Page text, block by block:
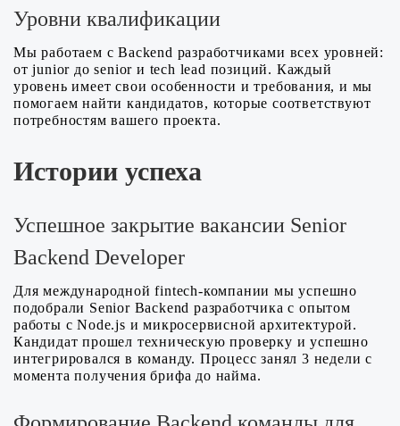
Уровни квалификации
Мы работаем с Backend разработчиками всех уровней:
от junior до senior и tech lead позиций. Каждый
уровень имеет свои особенности и требования, и мы
помогаем найти кандидатов, которые соответствуют
потребностям вашего проекта.
Истории успеха
Успешное закрытие вакансии Senior
Backend Developer
Для международной fintech-компании мы успешно
подобрали Senior Backend разработчика с опытом
работы с Node.js и микросервисной архитектурой.
Кандидат прошел техническую проверку и успешно
интегрировался в команду. Процесс занял 3 недели с
момента получения брифа до найма.